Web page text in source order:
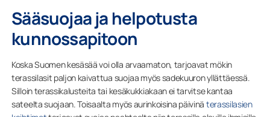
Sääsuojaa ja helpotusta
kunnossapitoon
Koska Suomen kesäsää voi olla arvaamaton, tarjoavat mökin
terassilasit paljon kaivattua suojaa myös sadekuuron yllättäessä.
Silloin terassikalusteita tai kesäkukkiakaan ei tarvitse kantaa
sateelta suojaan. Toisaalta myös aurinkoisina päivinä terassilasien